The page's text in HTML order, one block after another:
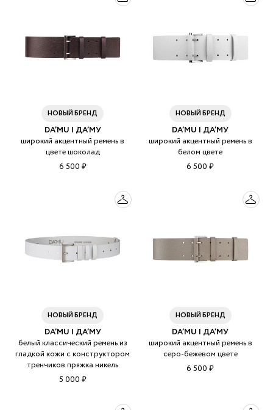
НОВЫЙ БРЕНД
DA’MU | ДА’МУ
широкий акцентный ремень в
цвете шоколад
6 500 ₽
НОВЫЙ БРЕНД
DA’MU | ДА’МУ
широкий акцентный ремень в
белом цвете
6 500 ₽
НОВЫЙ БРЕНД
DA’MU | ДА’МУ
белый классический ремень из
гладкой кожи с конструктором
тренчиков пряжка никель
5 000 ₽
НОВЫЙ БРЕНД
DA’MU | ДА’МУ
широкий акцентный ремень в
серо-бежевом цвете
6 500 ₽